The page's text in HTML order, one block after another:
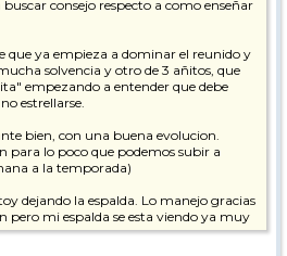
buscar consejo respecto a como enseñar
que ya empieza a dominar el reunido y
solvencia y otro de 3 añitos, que
empezando a entender que debe
estrellarse.
bien, con una buena evolucion.
para lo poco que podemos subir a
a la temporada)
dejando la espalda. Lo manejo gracias
pero mi espalda se esta viendo ya muy